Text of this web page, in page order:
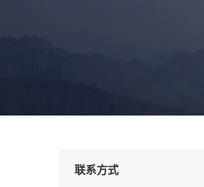
联系方式